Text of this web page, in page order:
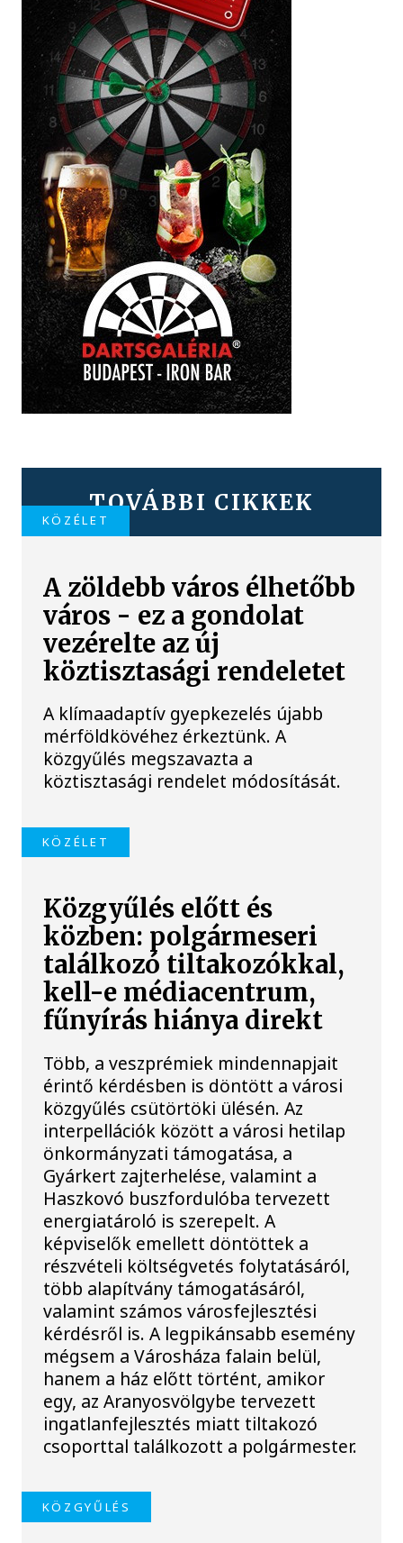
TOVÁBBI CIKKEK
KÖZÉLET
A zöldebb város élhetőbb
város - ez a gondolat
vezérelte az új
köztisztasági rendeletet
A klímaadaptív gyepkezelés újabb
mérföldkövéhez érkeztünk. A
közgyűlés megszavazta a
köztisztasági rendelet módosítását.
KÖZÉLET
Közgyűlés előtt és
közben: polgármeseri
találkozó tiltakozókkal,
kell-e médiacentrum,
fűnyírás hiánya direkt
Több, a veszprémiek mindennapjait
érintő kérdésben is döntött a városi
közgyűlés csütörtöki ülésén. Az
interpellációk között a városi hetilap
önkormányzati támogatása, a
Gyárkert zajterhelése, valamint a
Haszkovó buszfordulóba tervezett
energiatároló is szerepelt. A
képviselők emellett döntöttek a
részvételi költségvetés folytatásáról,
több alapítvány támogatásáról,
valamint számos városfejlesztési
kérdésről is. A legpikánsabb esemény
mégsem a Városháza falain belül,
hanem a ház előtt történt, amikor
egy, az Aranyosvölgybe tervezett
ingatlanfejlesztés miatt tiltakozó
csoporttal találkozott a polgármester.
KÖZGYŰLÉS